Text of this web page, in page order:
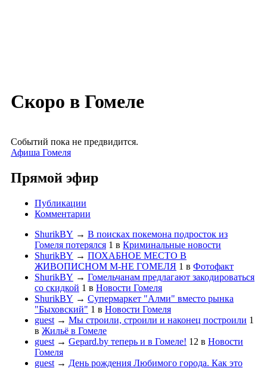
Скоро в Гомеле
Событий пока не предвидится.
Афиша Гомеля
Прямой эфир
Публикации
Комментарии
ShurikBY → В поисках покемона подросток из
Гомеля потерялся 1 в Криминальные новости
ShurikBY → ПОХАБНОЕ МЕСТО В
ЖИВОПИСНОМ М-НЕ ГОМЕЛЯ 1 в Фотофакт
ShurikBY → Гомельчанам предлагают закодироваться
со скидкой 1 в Новости Гомеля
ShurikBY → Супермаркет "Алми" вместо рынка
"Быховский" 1 в Новости Гомеля
guest → Мы строили, строили и наконец построили 1
в Жильё в Гомеле
guest → Gepard.by теперь и в Гомеле! 12 в Новости
Гомеля
guest → День рождения Любимого города. Как это